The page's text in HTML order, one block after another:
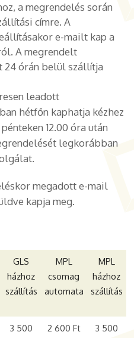
a megrendelés során
címre. A
e-mailt kap a
A megrendelt
24 órán belül szállítja
leadott
hétfőn kaphatja kézhez
12.00 óra után
legkorábban
megadott e-mail
kapja meg.
GLS
házhoz
szállítás
MPL
csomag
automata
MPL
házhoz
szállítás
3 500
2 600 Ft
3 500